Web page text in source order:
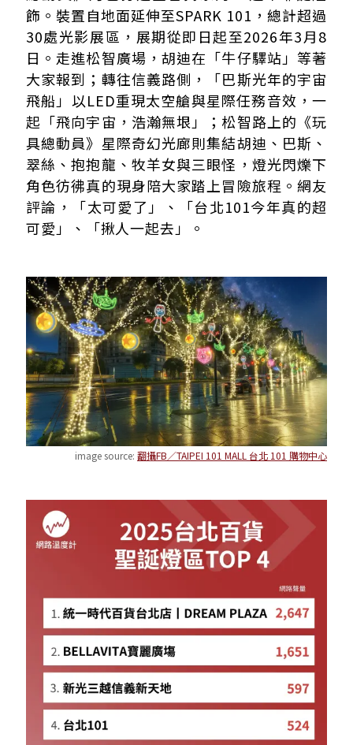
飾。裝置自地面延伸至SPARK 101，總計超過
30處光影展區，展期從即日起至2026年3月8
日。走進松智廣場，胡迪在「牛仔驛站」等著
大家報到；轉往信義路側，「巴斯光年的宇宙
飛船」以LED重現太空艙與星際任務音效，一
起「飛向宇宙，浩瀚無垠」；松智路上的《玩
具總動員》星際奇幻光廊則集結胡迪、巴斯、
翠絲、抱抱龍、牧羊女與三眼怪，燈光閃爍下
角色彷彿真的現身陪大家踏上冒險旅程。網友
評論，「太可愛了」、「台北101今年真的超
可愛」、「揪人一起去」。
image source: 翻攝FB／TAIPEI 101 MALL 台北 101 購物中心